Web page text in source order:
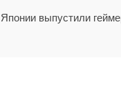
выпустили